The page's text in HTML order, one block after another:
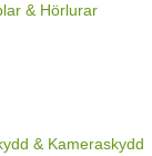
& Hörlurar
& Kameraskydd